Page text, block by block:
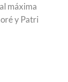
máxima
y Patri